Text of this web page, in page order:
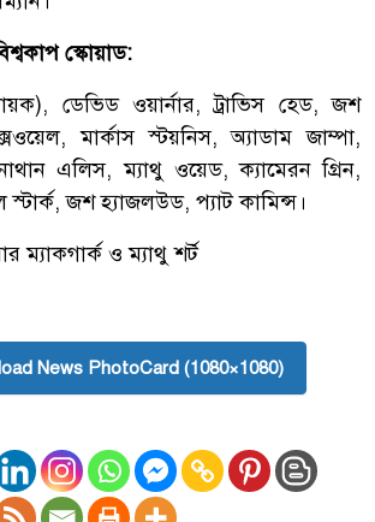
স্কোয়াড:
ডেভিড ওয়ার্নার, ট্রাভিস হেড, জশ
মার্কাস স্টয়নিস, অ্যাডাম জাম্পা,
এলিস, ম্যাথু ওয়েড, ক্যামেরন গ্রিন,
স্টার্ক, জশ হ্যাজলউড, প্যাট কামিন্স।
ম্যাকগার্ক ও ম্যাথু শর্ট
News PhotoCard (1080×1080)